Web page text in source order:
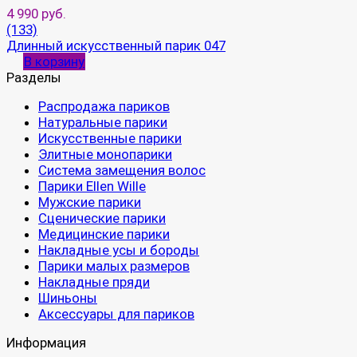
4 990 руб.
(133)
Длинный искусственный парик 047
В корзину
Разделы
Распродажа париков
Натуральные парики
Искусственные парики
Элитные монопарики
Система замещения волос
Парики Ellen Wille
Мужские парики
Сценические парики
Медицинские парики
Накладные усы и бороды
Парики малых размеров
Накладные пряди
Шиньоны
Аксессуары для париков
Информация